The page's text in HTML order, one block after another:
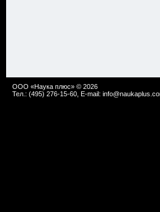
ООО «Наука плюс» © 2026
Тел.: (495) 276-15-60, E-mail: